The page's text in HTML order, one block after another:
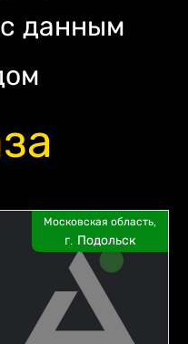
данным
Московская область,
г. Подольск